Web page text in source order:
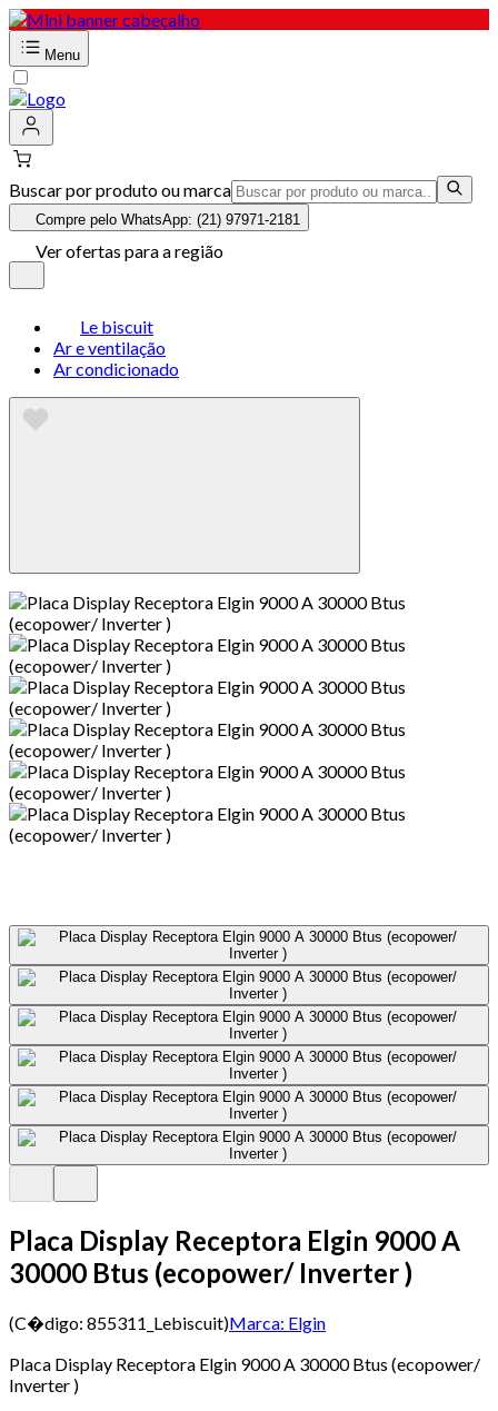
Menu
Buscar por produto ou marca
Compre pelo WhatsApp: (21) 97971-2181
Ver ofertas para a região
Le biscuit
Ar e ventilação
Ar condicionado
Placa Display Receptora Elgin 9000 A
30000 Btus (ecopower/ Inverter )
(C�digo: 855311_Lebiscuit)Marca: Elgin
Placa Display Receptora Elgin 9000 A 30000 Btus (ecopower/
Inverter )